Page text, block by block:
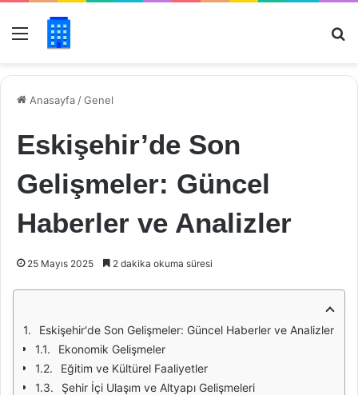
Menü
Anasayfa /Genel
Eskişehir’de Son
Gelişmeler: Güncel
Haberler ve Analizler
25 Mayıs 2025 2 dakika okuma süresi
Eskişehir'de Son Gelişmeler: Güncel Haberler ve Analizler
Ekonomik Gelişmeler
Eğitim ve Kültürel Faaliyetler
Şehir İçi Ulaşım ve Altyapı Gelişmeleri